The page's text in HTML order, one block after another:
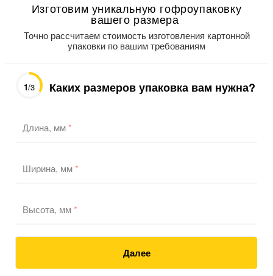
Изготовим уникальную гофроупаковку
вашего размера
Точно рассчитаем стоимость изготовления картонной
упаковки по вашим требованиям
1/3 Каких размеров упаковка вам нужна?
Длина, мм*
Ширина, мм*
Высота, мм*
Далее